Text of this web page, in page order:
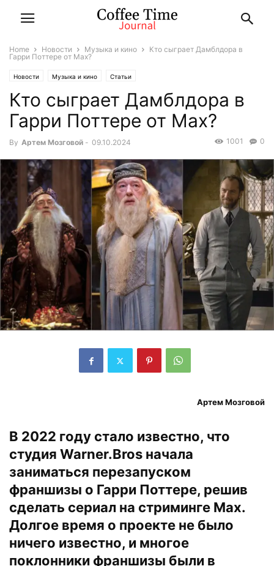
Home Новости Музыка и кино
Кто сыграет Дамблдора в
Гарри Поттере от Max?
Новости Музыка и кино Статьи
Кто сыграет Дамблдора в
Гарри Поттере от Max?
By Артем Мозговой - 09.10.2024 0
1001
Артем Мозговой
В 2022 году стало известно, что
студия Warner.Bros начала
заниматься перезапуском
франшизы о Гарри Поттере, решив
сделать сериал на стриминге Max.
Долгое время о проекте не было
ничего известно, и многое
поклонники франшизы были в